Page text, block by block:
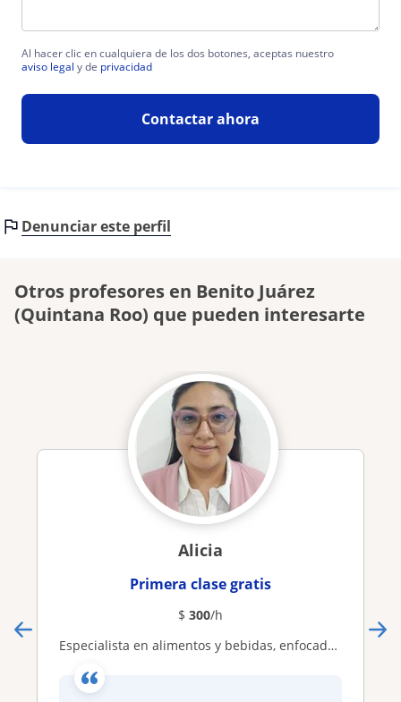
Al hacer clic en cualquiera de los dos botones, aceptas nuestro
aviso legal y de privacidad
Contactar ahora
Denunciar este perfil
Otros profesores en Benito Juárez
(Quintana Roo) que pueden interesarte
Alicia
Primera clase gratis
$ 300/h
Especialista en alimentos y bebidas, enfocada en desarrollar competencias en servicio, liderazgo y gestión restaurantera